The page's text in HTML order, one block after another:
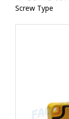
Screw Type